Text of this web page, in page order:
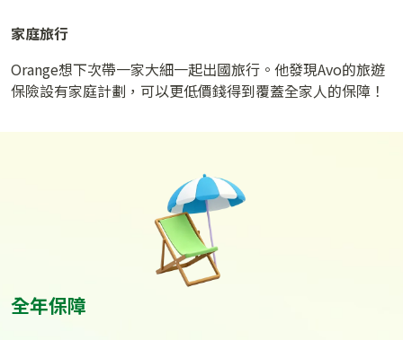
家庭旅行
Orange想下次帶一家大細一起出國旅行。他發現Avo的旅遊
保險設有家庭計劃，可以更低價錢得到覆蓋全家人的保障！
全年保障